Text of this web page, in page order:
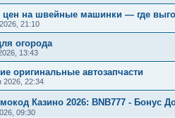
цен на швейные машинки — где
21:10
огорода
13:43
оригинальные автозапчасти
2026, 22:34
Казино 2026: BNB777 - Бонус
09:30